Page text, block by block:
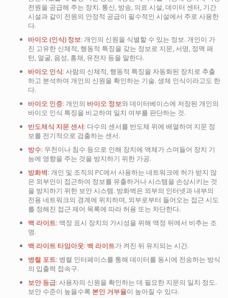
전원을 공급해 주는 장치. 통신, 방송, 의료 시설, 데이터 센터, 기간
시설과 같이 전원의 안정적 공급이 필수적인 시설에서 주로 사용한
다.
바이오 (인식) 정보: 개인의 신원을 식별할 수 있는 정보. 개인이 가
진 고유한 신체적, 행동적 특징을 갖는 정보로 지문, 서명, 정맥 패
턴, 얼굴, 음성, 홍채, 유전자 등을 말한다.
바이오 인식: 사람의 신체적, 행동적 특징을 자동화된 장치로 추출
하고 분석하여 개인의 신원을 확인하는 기술. 생체 인식이라고도 한
다.
바이오 인증: 개인의 바이오 정보와 데이터베이스에 저장된 개인의
바이오 인식 특징을 비교하여 일치 여부를 판단하는 것.
반도체식 지문 센서: 다수의 센서를 반도체 위에 배열하여 지문 정
보를 전기적으로 검출하는 센서.
방수: 우천이나 침수 등으로 인해 장치에 액체가 스며들어 장치 기
능에 영향을 주는 것을 방지하기 위한 가공.
방화벽: 개인 및 조직의 PC에서 사용하는 네트워크에 허가 받지 않
은 외부인이 접근하여 정보를 유출하거나 시스템을 손상시키는 것
을 방지하기 위한 보안 시스템. 방화벽은 외부의 인터넷과 내부의
전용 네트워크의 경계에 위치하며, 외부로부터 들어오는 접근 시도
를 정해진 접근 제어 목록에 따라 허용 또는 차단한다.
백 라이트: 액정 표시 장치의 가시성을 위해 액정 뒤에서 비추는 조
명.
백 라이트 타임아웃: 백 라이트가 켜진 뒤 유지되는 시간.
병렬 포트: 병렬 인터페이스를 통해 데이터를 동시에 전송하는 방식
의 입출력 접속구.
보안 등급: 사용자의 신원을 확인하는 데 필요한 지문의 일치 정도.
보안 수준이 높을수록 본인 거부율이 높아질 수 있다.